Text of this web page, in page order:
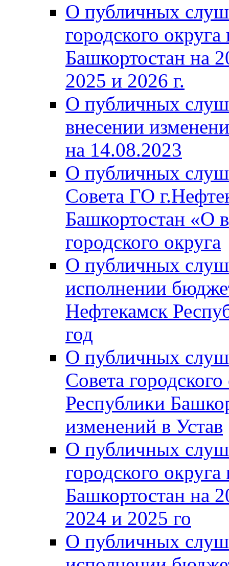
О публичных
городского
Башкортостан на
2025 и 2026 г.
О публичных
внесении
на 14.08.2023
О публичных
Совета ГО
Башкортостан «О
городского округа
О публичных
исполнении
Нефтекамск
год
О публичных
Совета
Республики
изменений в Устав
О публичных
городского
Башкортостан на
2024 и 2025 го
О публичных